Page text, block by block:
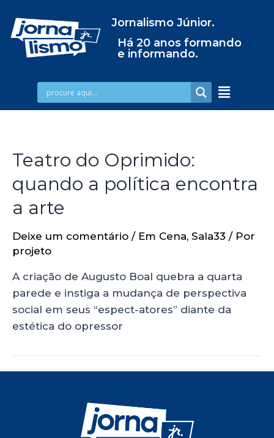
Jornalismo Júnior.
Há 20 anos formando
e informando.
Teatro do Oprimido:
quando a política encontra
a arte
Deixe um comentário / Em Cena, Sala33 / Por
projeto
A criação de Augusto Boal quebra a quarta
parede e instiga a mudança de perspectiva
social em seus “espect-atores” diante da
estética do opressor